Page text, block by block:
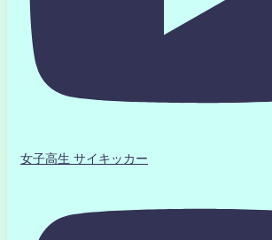
女子高生 サイキッカー